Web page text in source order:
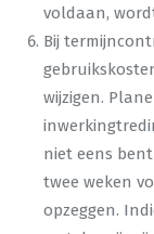
voldaan,
Bij
wijzigen.
niet eens
twee weken
opzeggen.